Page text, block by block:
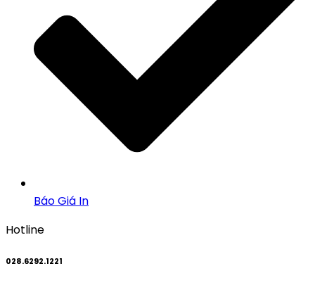
Báo Giá In
Hotline
028.6292.1221